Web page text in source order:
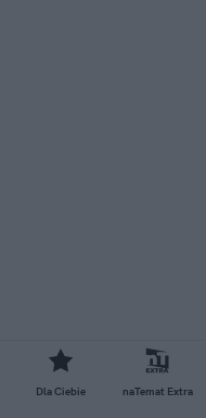
Dla Ciebie naTemat Extra